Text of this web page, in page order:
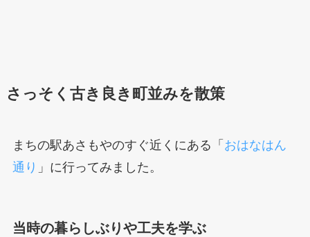
さっそく古き良き町並みを散策
まちの駅あさもやのすぐ近くにある「 おはなはん
通り 」に行ってみました。
当時の暮らしぶりや工夫を学ぶ